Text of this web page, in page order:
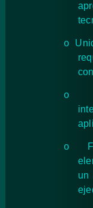
o
o
o
un